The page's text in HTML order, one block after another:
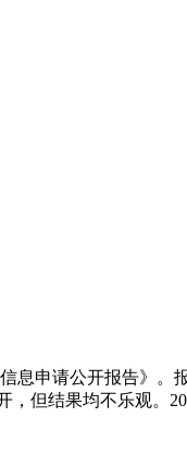
申请公开报告》
但结果均不乐观。